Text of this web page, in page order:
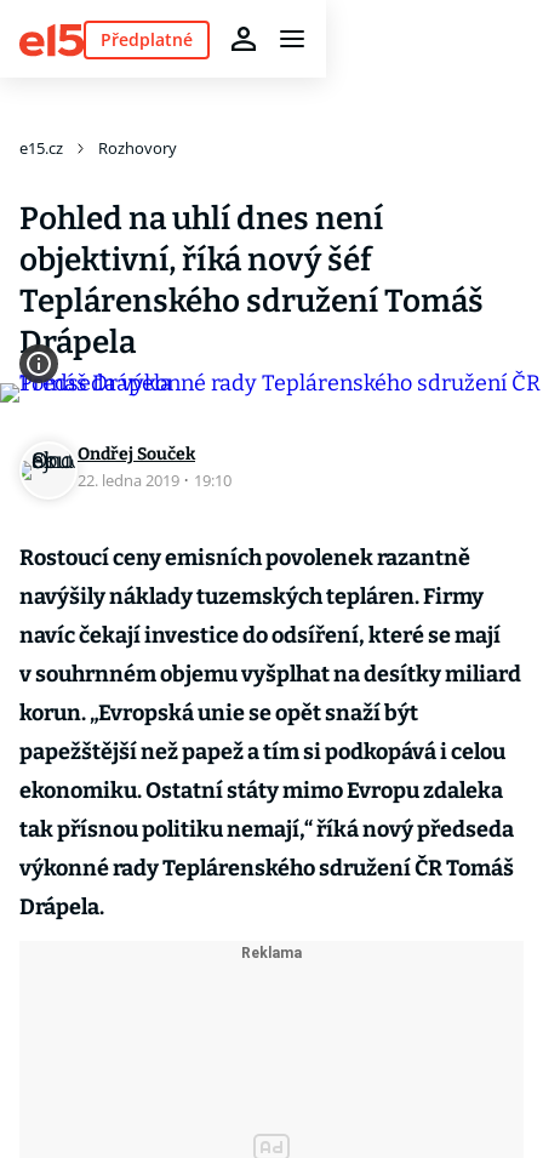
Předplatné
e15.cz Rozhovory
Pohled na uhlí dnes není
objektivní, říká nový šéf
Teplárenského sdružení Tomáš
Drápela
Ondřej Souček
22. ledna 2019 · 19:10
Rostoucí ceny emisních povolenek razantně
navýšily náklady tuzemských tepláren. Firmy
navíc čekají investice do odsíření, které se mají
v souhrnném objemu vyšplhat na desítky miliard
korun. „Evropská unie se opět snaží být
papežštější než papež a tím si podkopává i celou
ekonomiku. Ostatní státy mimo Evropu zdaleka
tak přísnou politiku nemají,“ říká nový předseda
výkonné rady Teplárenského sdružení ČR Tomáš
Drápela.